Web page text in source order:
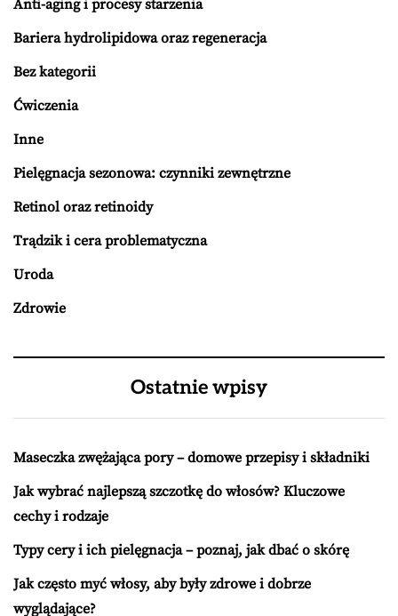
Anti-aging i procesy starzenia
Bariera hydrolipidowa oraz regeneracja
Bez kategorii
Ćwiczenia
Inne
Pielęgnacja sezonowa: czynniki zewnętrzne
Retinol oraz retinoidy
Trądzik i cera problematyczna
Uroda
Zdrowie
Ostatnie wpisy
Maseczka zwężająca pory – domowe przepisy i składniki
Jak wybrać najlepszą szczotkę do włosów? Kluczowe
cechy i rodzaje
Typy cery i ich pielęgnacja – poznaj, jak dbać o skórę
Jak często myć włosy, aby były zdrowe i dobrze
wyglądające?